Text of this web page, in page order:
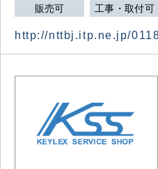
販売可 工事・取付可
http://nttbj.itp.ne.jp/